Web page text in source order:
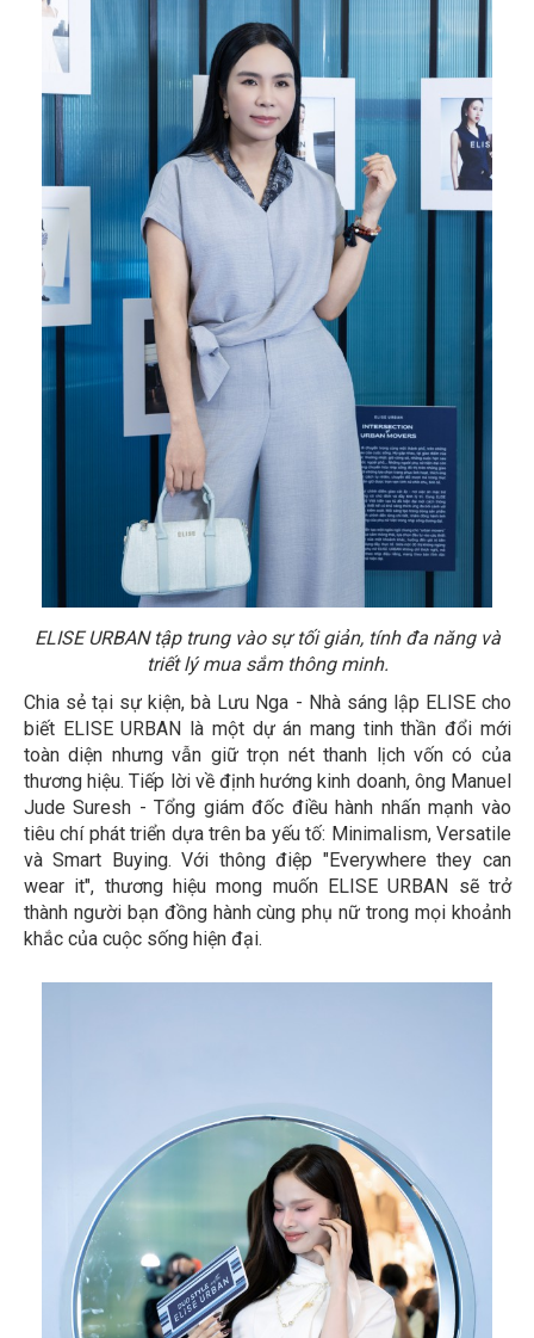
ELISE URBAN tập trung vào sự tối giản, tính đa năng và
triết lý mua sắm thông minh.
Chia sẻ tại sự kiện, bà Lưu Nga - Nhà sáng lập ELISE cho
biết ELISE URBAN là một dự án mang tinh thần đổi mới
toàn diện nhưng vẫn giữ trọn nét thanh lịch vốn có của
thương hiệu. Tiếp lời về định hướng kinh doanh, ông Manuel
Jude Suresh - Tổng giám đốc điều hành nhấn mạnh vào
tiêu chí phát triển dựa trên ba yếu tố: Minimalism, Versatile
và Smart Buying. Với thông điệp "Everywhere they can
wear it", thương hiệu mong muốn ELISE URBAN sẽ trở
thành người bạn đồng hành cùng phụ nữ trong mọi khoảnh
khắc của cuộc sống hiện đại.